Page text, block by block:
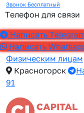
Звонок Бесплатный
Телефон для связи
Написать
Написать
Физическим лицам
Красногорск
91